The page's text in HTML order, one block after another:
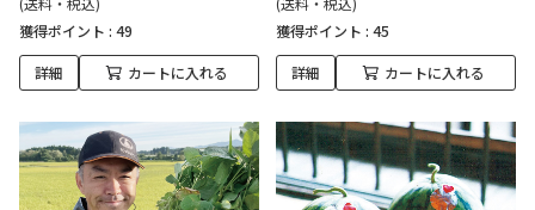
獲得ポイント : 49
詳細 カートに入れる
獲得ポイント : 45
詳細 カートに入れる